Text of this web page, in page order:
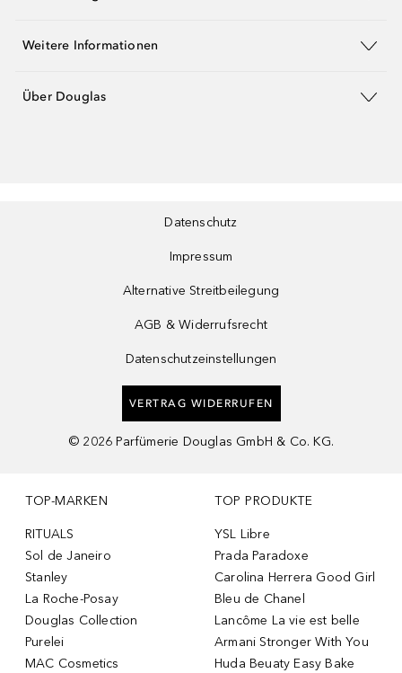
Weitere Informationen
Über Douglas
Datenschutz
Impressum
Alternative Streitbeilegung
AGB & Widerrufsrecht
Datenschutzeinstellungen
VERTRAG WIDERRUFEN
© 2026 Parfümerie Douglas GmbH & Co. KG.
TOP-MARKEN
RITUALS
Sol de Janeiro
Stanley
La Roche-Posay
Douglas Collection
Purelei
MAC Cosmetics
TOP PRODUKTE
YSL Libre
Prada Paradoxe
Carolina Herrera Good Girl
Bleu de Chanel
Lancôme La vie est belle
Armani Stronger With You
Huda Beuaty Easy Bake